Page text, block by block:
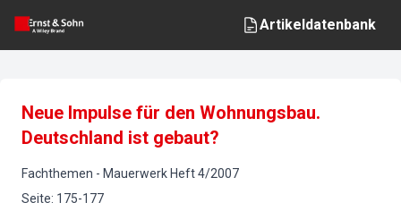
Artikeldatenbank
Neue Impulse für den Wohnungsbau.
Deutschland ist gebaut?
Fachthemen - Mauerwerk Heft4/2007
Seite: 175-177